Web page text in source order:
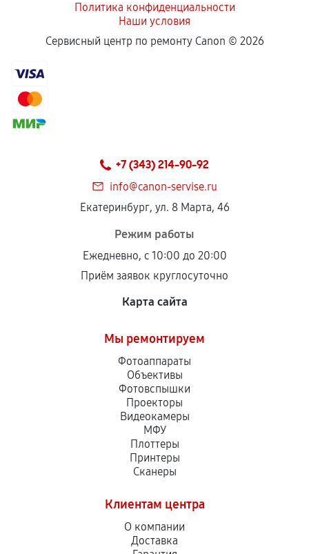
Политика конфиденциальности
Наши условия
Сервисный центр по ремонту Canon © 2026
+7 (343) 214-90-92
info@canon-servise.ru
Екатеринбург, ул. 8 Марта, 46
Режим работы
Ежедневно, с 10:00 до 20:00
Приём заявок круглосуточно
Карта сайта
Мы ремонтируем
Фотоаппараты
Объективы
Фотовспышки
Проекторы
Видеокамеры
МФУ
Плоттеры
Принтеры
Сканеры
Клиентам центра
О компании
Доставка